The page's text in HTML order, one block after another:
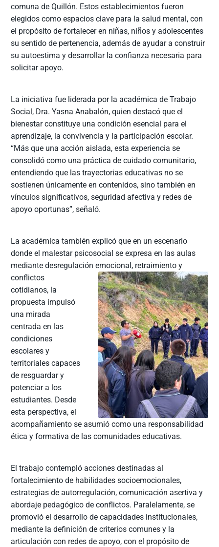
comuna de Quillón. Estos establecimientos fueron
elegidos como espacios clave para la salud mental, con
el propósito de fortalecer en niñas, niños y adolescentes
su sentido de pertenencia, además de ayudar a construir
su autoestima y desarrollar la confianza necesaria para
solicitar apoyo.
La iniciativa fue liderada por la académica de Trabajo
Social, Dra. Yasna Anabalón, quien destacó que el
bienestar constituye una condición esencial para el
aprendizaje, la convivencia y la participación escolar.
“Más que una acción aislada, esta experiencia se
consolidó como una práctica de cuidado comunitario,
entendiendo que las trayectorias educativas no se
sostienen únicamente en contenidos, sino también en
vínculos significativos, seguridad afectiva y redes de
apoyo oportunas”, señaló.
La académica también explicó que en un escenario
donde el malestar psicosocial se expresa en las aulas
mediante desregulación emocional, retraimiento y
conflictos
cotidianos, la
propuesta impulsó
una mirada
centrada en las
condiciones
escolares y
territoriales capaces
de resguardar y
potenciar a los
estudiantes. Desde
esta perspectiva, el
acompañamiento se asumió como una responsabilidad
ética y formativa de las comunidades educativas.
El trabajo contempló acciones destinadas al
fortalecimiento de habilidades socioemocionales,
estrategias de autorregulación, comunicación asertiva y
abordaje pedagógico de conflictos. Paralelamente, se
promovió el desarrollo de capacidades institucionales,
mediante la definición de criterios comunes y la
articulación con redes de apoyo, con el propósito de